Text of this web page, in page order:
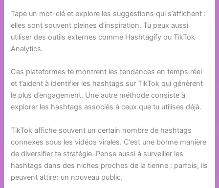
Tape un mot-clé et explore les suggestions qui s’affichent :
elles sont souvent pleines d’inspiration. Tu peux aussi
utiliser des outils externes comme Hashtagify ou TikTok
Analytics.
Ces plateformes te montrent les tendances en temps réel
et t’aident à identifier les hashtags sur TikTok qui génèrent
le plus d’engagement. Une autre méthode consiste à
explorer les hashtags associés à ceux que tu utilises déjà.
TikTok affiche souvent un certain nombre de hashtags
connexes sous les vidéos virales. C’est une bonne manière
de diversifier ta stratégie. Pense aussi à surveiller les
hashtags dans des niches proches de la tienne : parfois, ils
peuvent attirer un nouveau public.